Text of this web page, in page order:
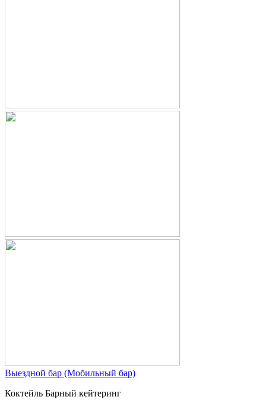
Выездной бар (Мобильный бар)
Коктейль Барный кейтеринг